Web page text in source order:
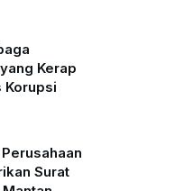
Kerap
Korupsi
Surat